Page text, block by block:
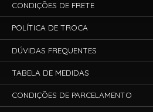
CONDIÇÕES DE FRETE
POLÍTICA DE TROCA
DÚVIDAS FREQUENTES
TABELA DE MEDIDAS
CONDIÇÕES DE PARCELAMENTO